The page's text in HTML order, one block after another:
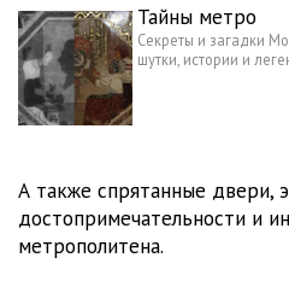
Тайны метро
Секреты и загадки
шутки, истории и
А также спрятанные двери,
достопримечательности и
метрополитена.